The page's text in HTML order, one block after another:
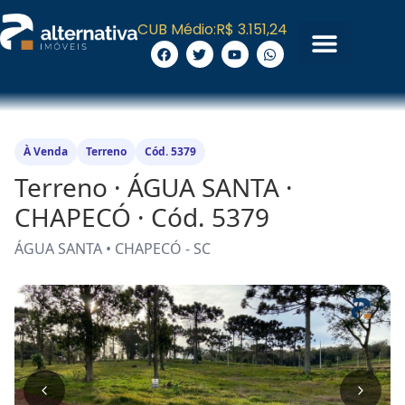
CUB Médio:R$ 3.151,24
À Venda Terreno Cód. 5379
Terreno · ÁGUA SANTA ·
CHAPECÓ · Cód. 5379
ÁGUA SANTA • CHAPECÓ - SC